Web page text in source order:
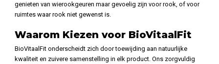
genieten van wierookgeuren maar gevoelig zijn voor rook, of voor
ruimtes waar rook niet gewenst is.
Waarom Kiezen voor BioVitaalFit
BioVitaalFit onderscheidt zich door toewijding aan natuurlijke
kwaliteit en zuivere samenstelling in elk product. Ons zorgvuldig